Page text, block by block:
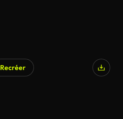
Recréer